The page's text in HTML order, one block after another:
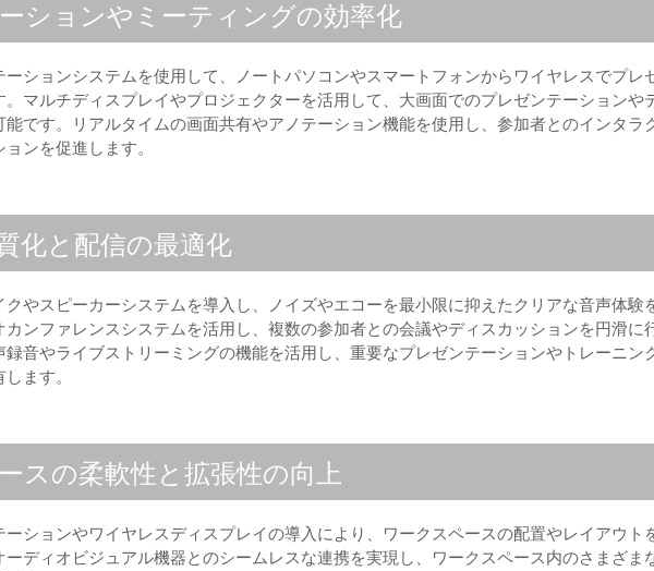
ションやミーティングの効率化
ーションシステムを使用して、ノートパソコンやスマートフォンからワイヤレスでプレ
。マルチディスプレイやプロジェクターを活用して、大画面でのプレゼンテーションや
能です。リアルタイムの画面共有やアノテーション機能を使用し、参加者とのインタラ
ンを促進します。
化と配信の最適化
やスピーカーシステムを導入し、ノイズやエコーを最小限に抑えたクリアな音声体験
ンファレンスシステムを活用し、複数の参加者との会議やディスカッションを円滑に
録音やライブストリーミングの機能を活用し、重要なプレゼンテーションやトレーニン
ます。
スの柔軟性と拡張性の向上
ーションやワイヤレスディスプレイの導入により、ワークスペースの配置やレイアウト
ーディオビジュアル機器とのシームレスな連携を実現し、ワークスペース内のさまざま